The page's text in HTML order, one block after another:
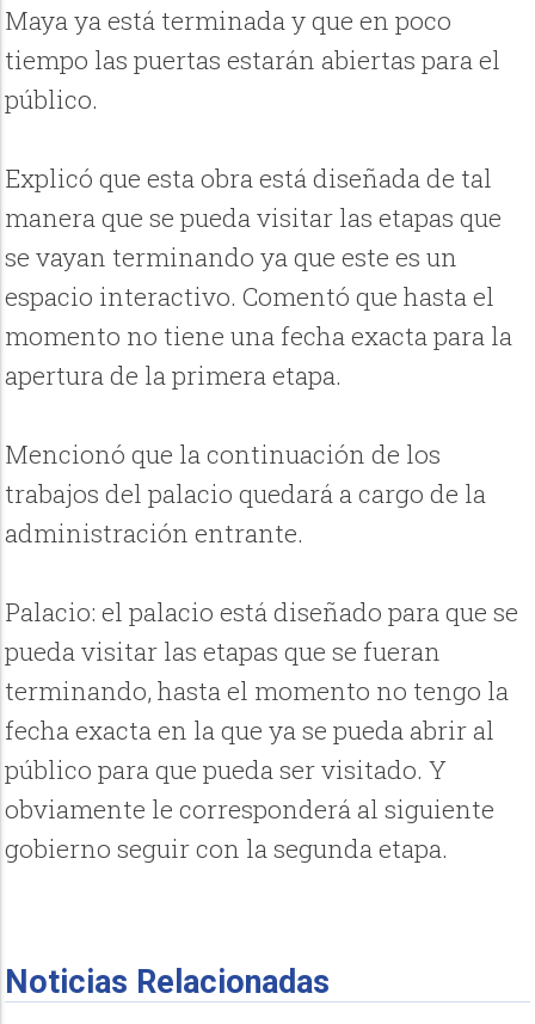
Maya ya está terminada y que en poco
tiempo las puertas estarán abiertas para el
público.
Explicó que esta obra está diseñada de tal
manera que se pueda visitar las etapas que
se vayan terminando ya que este es un
espacio interactivo. Comentó que hasta el
momento no tiene una fecha exacta para la
apertura de la primera etapa.
Mencionó que la continuación de los
trabajos del palacio quedará a cargo de la
administración entrante.
Palacio: el palacio está diseñado para que se
pueda visitar las etapas que se fueran
terminando, hasta el momento no tengo la
fecha exacta en la que ya se pueda abrir al
público para que pueda ser visitado. Y
obviamente le corresponderá al siguiente
gobierno seguir con la segunda etapa.
Noticias Relacionadas